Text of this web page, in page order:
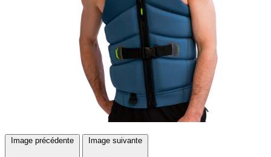
Image précédente Image suivante